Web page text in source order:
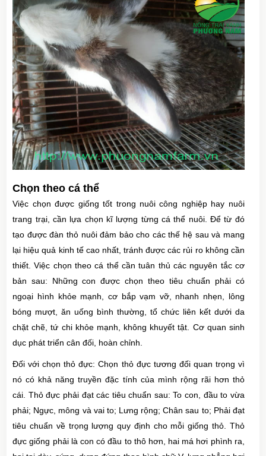
Chọn theo cá thể
Việc chọn được giống tốt trong nuôi công nghiệp hay nuôi
trang trại, cần lựa chọn kĩ lượng từng cá thể nuôi. Để từ đó
tạo được đàn thỏ nuôi đảm bảo cho các thế hệ sau và mang
lại hiệu quả kinh tế cao nhất, tránh được các rủi ro không cần
thiết. Việc chọn theo cá thể cần tuân thủ các nguyên tắc cơ
bản sau: Những con được chọn theo tiêu chuẩn phải có
ngoại hình khỏe mạnh, cơ bắp vạm vỡ, nhanh nhẹn, lông
bóng mượt, ăn uống bình thường, tổ chức liên kết dưới da
chặt chẽ, tứ chi khỏe mạnh, không khuyết tật. Cơ quan sinh
dục phát triển cân đối, hoàn chỉnh.
Đối với chọn thỏ đực: Chọn thỏ đực tương đối quan trọng vì
nó có khả năng truyền đặc tính của mình rộng rãi hơn thỏ
cái. Thỏ đực phải đạt các tiêu chuẩn sau: To con, đầu to vừa
phải; Ngực, mông và vai to; Lưng rộng; Chân sau to; Phải đạt
tiêu chuẩn về trọng lượng quy định cho mỗi giống thỏ. Thỏ
đực giống phải là con có đầu to thô hơn, hai má hơi phình ra,